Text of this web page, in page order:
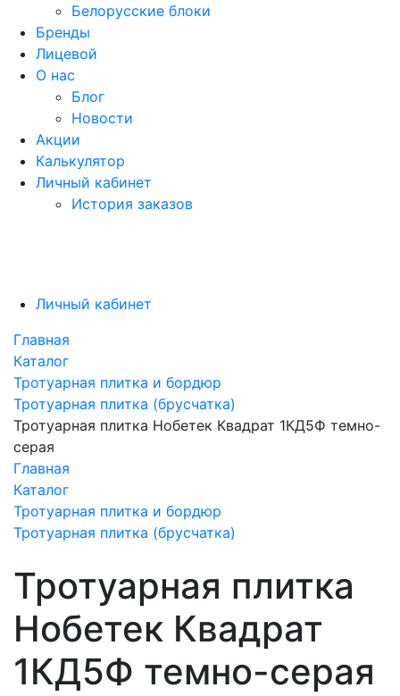
Белорусские блоки
Бренды
Лицевой
О нас
Блог
Новости
Акции
Калькулятор
Личный кабинет
История заказов
Личный кабинет
Главная
Каталог
Тротуарная плитка и бордюр
Тротуарная плитка (брусчатка)
Тротуарная плитка Нобетек Квадрат 1КД5Ф темно-
серая
Главная
Каталог
Тротуарная плитка и бордюр
Тротуарная плитка (брусчатка)
Тротуарная плитка
Нобетек Квадрат
1КД5Ф темно-серая